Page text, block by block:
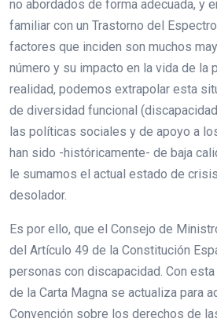
no abordados de forma adecuada, y
familiar con un Trastorno del
factores que inciden son muchos
número y su impacto en la vida de la
realidad, podemos extrapolar esta
de diversidad funcional
las políticas sociales y de apoyo a
han sido -históricamente- de baja
le sumamos el actual estado de
desolador.
Es por ello, que el Consejo de
del Artículo 49 de la Constitución
personas con discapacidad. Con
de la Carta Magna se actualiza para
Convención sobre los derechos de